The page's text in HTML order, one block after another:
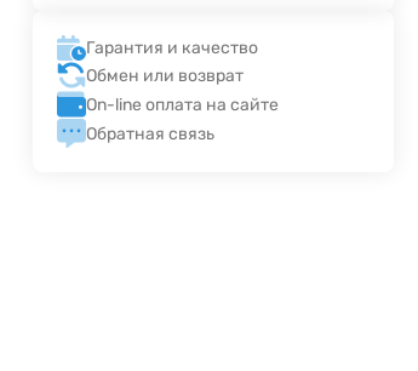
Гарантия и качество
Обмен или возврат
On-line оплата на сайте
Обратная связь